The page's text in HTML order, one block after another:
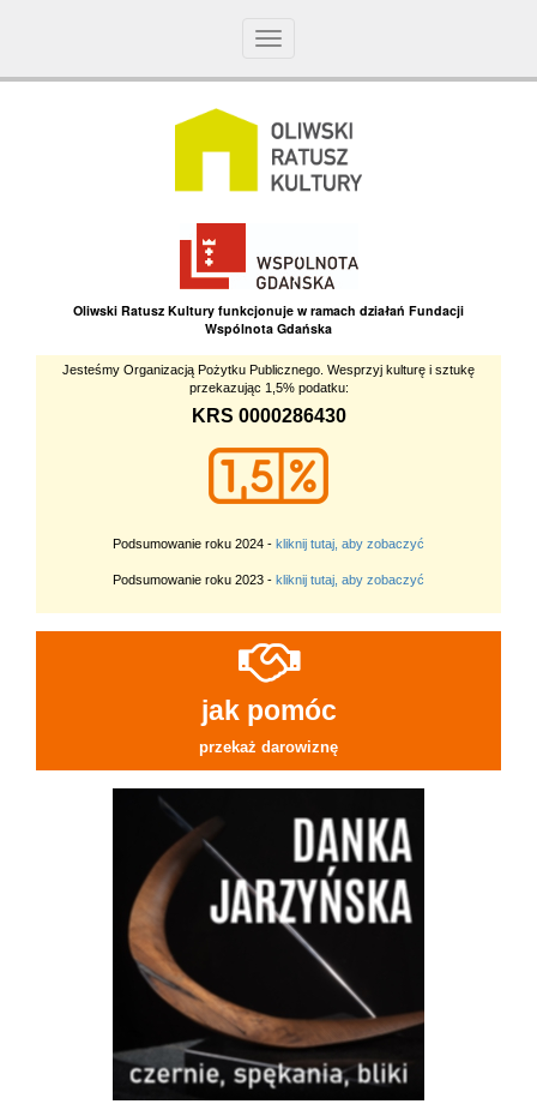
Toggle
Oliwski Ratusz Kultury funkcjonuje w ramach działań Fundacji
Wspólnota Gdańska
Jesteśmy Organizacją Pożytku Publicznego. Wesprzyj kulturę i sztukę
przekazując 1,5% podatku:
KRS 0000286430
Podsumowanie roku 2024 - kliknij tutaj, aby zobaczyć
Podsumowanie roku 2023 - kliknij tutaj, aby zobaczyć
jak pomóc
przekaż darowiznę